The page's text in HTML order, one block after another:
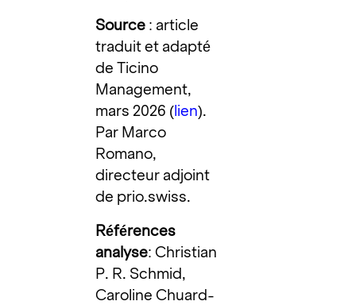
Source : article
traduit et adapté
de Ticino
Management,
mars 2026 ( lien).
Par Marco
Romano,
directeur adjoint
de prio.swiss.
Références
analyse: Christian
P. R. Schmid,
Caroline Chuard-